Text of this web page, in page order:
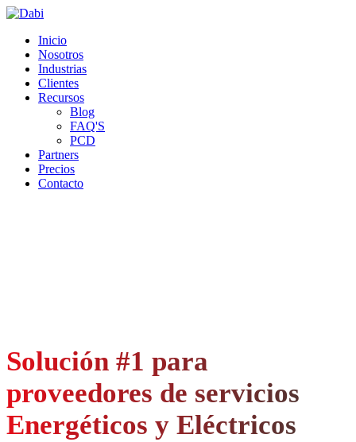
Inicio
Nosotros
Industrias
Clientes
Recursos
Blog
FAQ'S
PCD
Partners
Precios
Contacto
Solución #1 para
proveedores de servicios
Energéticos y Eléctricos